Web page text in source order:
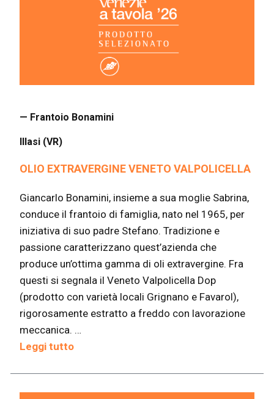
— Frantoio Bonamini
Illasi (VR)
OLIO EXTRAVERGINE VENETO VALPOLICELLA
Giancarlo Bonamini, insieme a sua moglie Sabrina,
conduce il frantoio di famiglia, nato nel 1965, per
iniziativa di suo padre Stefano. Tradizione e
passione caratterizzano quest’azienda che
produce un’ottima gamma di oli extravergine. Fra
questi si segnala il Veneto Valpolicella Dop
(prodotto con varietà locali Grignano e Favarol),
rigorosamente estratto a freddo con lavorazione
meccanica. …
Leggi tutto